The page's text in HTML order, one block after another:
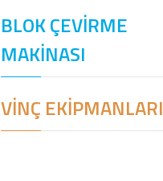
BLOK ÇEVİRME
MAKİNASI
VİNÇ EKİPMANLARI